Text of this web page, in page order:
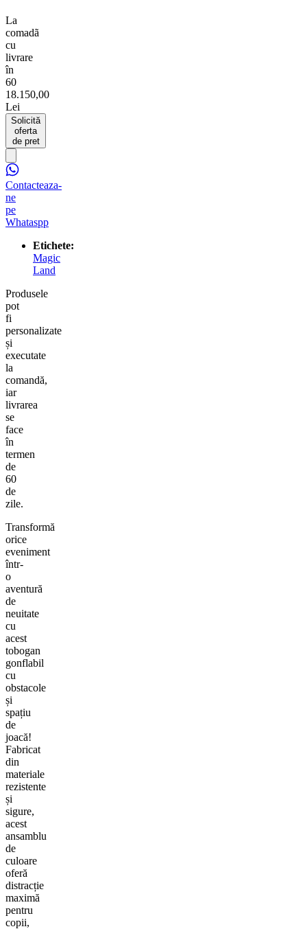
La
comadã
cu
livrare
în
60
18.150,00
Lei
Solicită
oferta
de pret
Contacteaza-
ne
pe
Whataspp
Etichete:
Magic
Land
Produsele
pot
fi
personalizate
și
executate
la
comandă,
iar
livrarea
se
face
în
termen
de
60
de
zile.
Transformă
orice
eveniment
într-
o
aventură
de
neuitate
cu
acest
tobogan
gonflabil
cu
obstacole
și
spațiu
de
joacă!
Fabricat
din
materiale
rezistente
și
sigure,
acest
ansamblu
de
culoare
oferă
distracție
maximă
pentru
copii,